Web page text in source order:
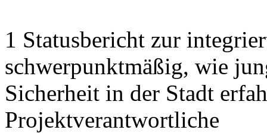
1 Statusbericht zur
schwerpunktmäßig, wie
Sicherheit in der Stadt
Projektverantwortliche